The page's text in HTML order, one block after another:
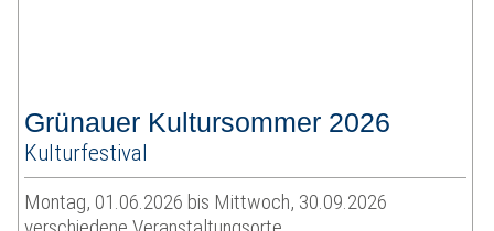
Grünauer Kultursommer 2026
Kulturfestival
Montag, 01.06.2026 bis Mittwoch, 30.09.2026